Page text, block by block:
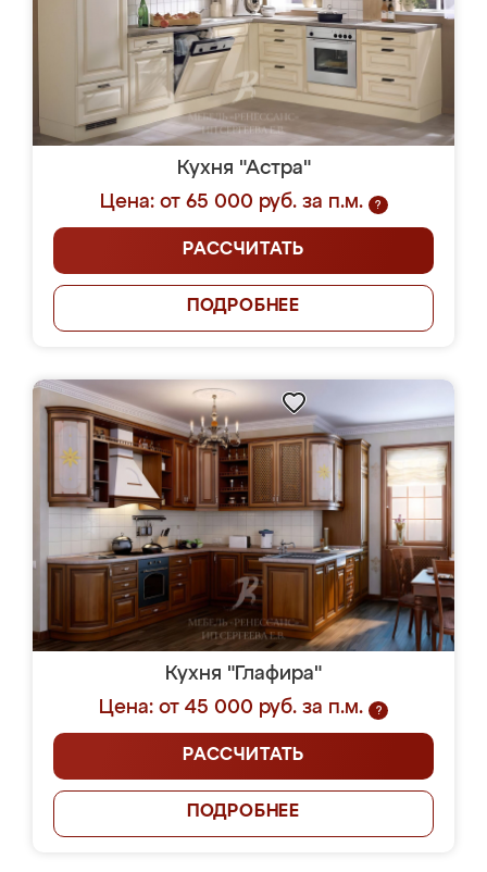
Кухня "Астра"
Цена: от 65 000 руб. за п.м.
?
РАССЧИТАТЬ
ПОДРОБНЕЕ
Кухня "Глафира"
Цена: от 45 000 руб. за п.м.
?
РАССЧИТАТЬ
ПОДРОБНЕЕ